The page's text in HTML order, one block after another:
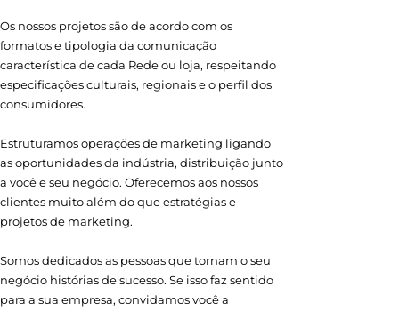
Os nossos projetos são de acordo com os
formatos e tipologia da comunicação
característica de cada Rede ou loja, respeitando
especificações culturais, regionais e o perfil dos
consumidores.
Estruturamos operações de marketing ligando
as oportunidades da indústria, distribuição junto
a você e seu negócio. Oferecemos aos nossos
clientes muito além do que estratégias e
projetos de marketing.
Somos dedicados as pessoas que tornam o seu
negócio histórias de sucesso. Se isso faz sentido
para a sua empresa, convidamos você a